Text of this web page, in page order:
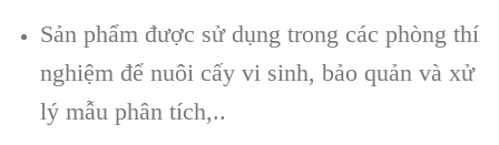
Sản phẩm được sử dụng trong các phòng thí
nghiệm để nuôi cấy vi sinh, bảo quản và xử
lý mẫu phân tích,..